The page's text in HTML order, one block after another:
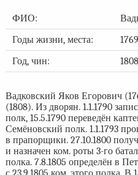
ФИО:
Годы жизни, места:
Год, чин:
Вадковский Яков Егорович
(1808). Из дворян. 1.1.1790
полк, 15.5.1790 переведён
Семёновский полк. 1.1.1793
в прапорщики. 27.10.1800
и назначен ком. роты 3-го
полка. 7.8.1805 определён в